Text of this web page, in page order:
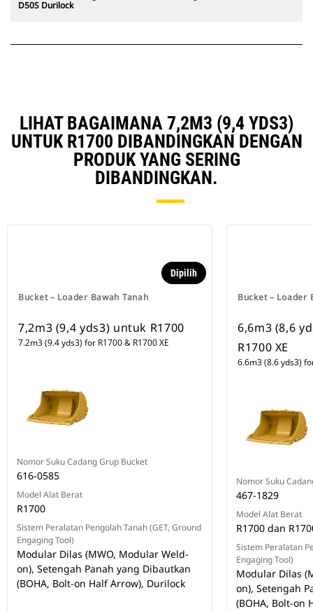
D50S Durilock
LIHAT BAGAIMANA 7,2M3 (9,4 YDS3)
UNTUK R1700 DIBANDINGKAN DENGAN
PRODUK YANG SERING
DIBANDINGKAN.
Bucket – Loader Bawah Tanah
Dipilih
7,2m3 (9,4 yds3) untuk R1700
7.2m3 (9.4 yds3) for R1700 & R1700 XE
Nomor Suku Cadang Grup Bucket
616-0585
Model Alat Berat
R1700
Sistem Peralatan Pengolah Tanah (GET, Ground
Engaging Tool)
Modular Dilas (MWO, Modular Weld-
on), Setengah Panah yang Dibautkan
(BOHA, Bolt-on Half Arrow), Durilock
Bucket – Loader
6,6m3 (8,6
R1700 XE
6.6m3 (8.6 yds3)
Nomor Suku
467-1829
Model Alat Berat
R1700 dan
Sistem Peralatan
Engaging Tool)
Modular Dilas
on), Setengah
(BOHA, Bolt-on